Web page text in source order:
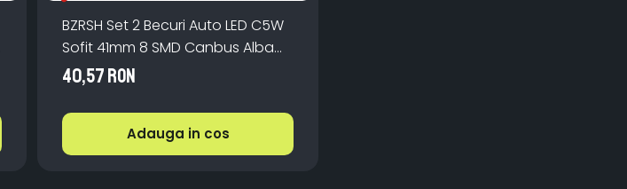
BZRSH Set 2 Becuri Auto LED C5W
Sofit 41mm 8 SMD Canbus Alba
12V
40,57 RON
Adauga in cos